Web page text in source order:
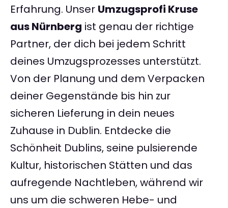
Erfahrung. Unser Umzugsprofi Kruse
aus Nürnberg ist genau der richtige
Partner, der dich bei jedem Schritt
deines Umzugsprozesses unterstützt.
Von der Planung und dem Verpacken
deiner Gegenstände bis hin zur
sicheren Lieferung in dein neues
Zuhause in Dublin. Entdecke die
Schönheit Dublins, seine pulsierende
Kultur, historischen Stätten und das
aufregende Nachtleben, während wir
uns um die schweren Hebe- und